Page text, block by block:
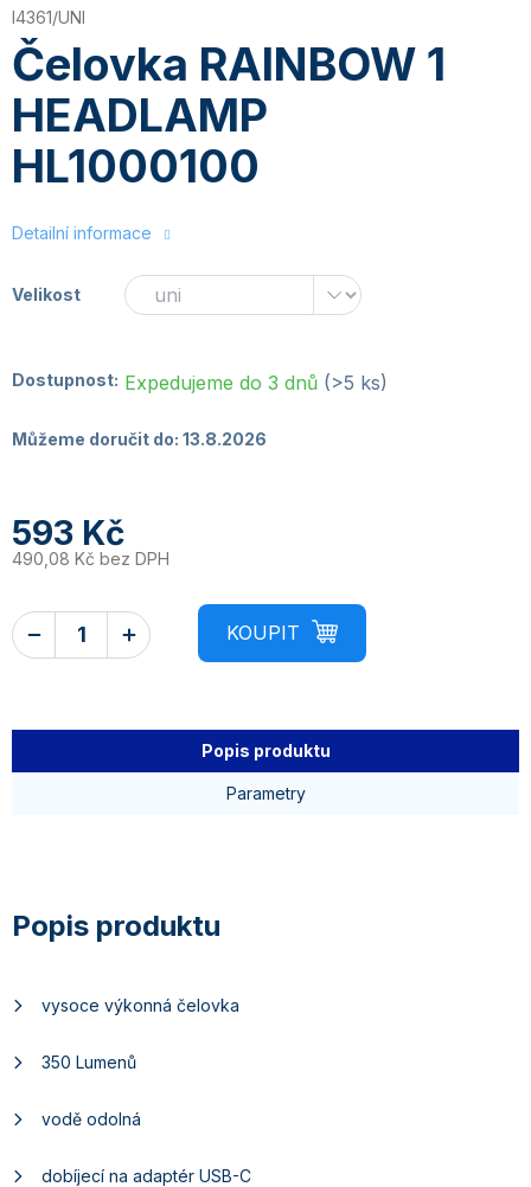
Čelovka RAINBOW 1
HEADLAMP
HL1000100
I4361/UNI
Detailní informace
Velikost
Dostupnost: Expedujeme do 3 dnů (>5 ks)
Můžeme doručit do: 13.8.2026
593 Kč
490,08 Kč bez DPH
Popis produktu
Parametry
vysoce výkonná čelovka
350 Lumenů
vodě odolná
dobíjecí na adaptér USB-C